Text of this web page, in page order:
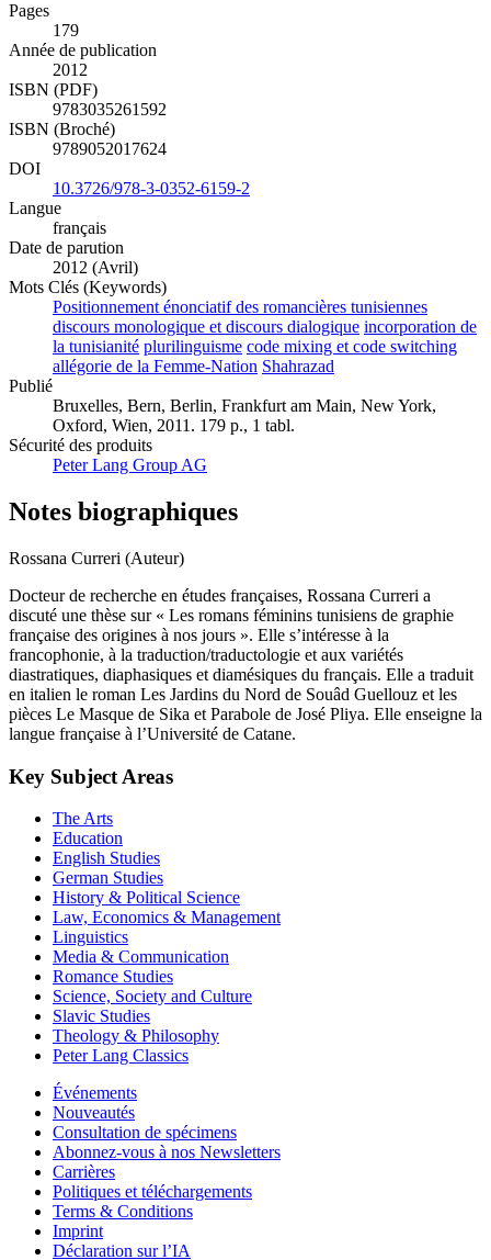
Pages
179
Année de publication
2012
ISBN (PDF)
9783035261592
ISBN (Broché)
9789052017624
DOI
10.3726/978-3-0352-6159-2
Langue
français
Date de parution
2012 (Avril)
Mots Clés (Keywords)
Positionnement énonciatif des romancières tunisiennes
discours monologique et discours dialogique incorporation de
la tunisianité plurilinguisme code mixing et code switching
allégorie de la Femme-Nation Shahrazad
Publié
Bruxelles, Bern, Berlin, Frankfurt am Main, New York,
Oxford, Wien, 2011. 179 p., 1 tabl.
Sécurité des produits
Peter Lang Group AG
Notes biographiques
Rossana Curreri (Auteur)
Docteur de recherche en études françaises, Rossana Curreri a
discuté une thèse sur « Les romans féminins tunisiens de graphie
française des origines à nos jours ». Elle s’intéresse à la
francophonie, à la traduction/traductologie et aux variétés
diastratiques, diaphasiques et diamésiques du français. Elle a traduit
en italien le roman Les Jardins du Nord de Souâd Guellouz et les
pièces Le Masque de Sika et Parabole de José Pliya. Elle enseigne la
langue française à l’Université de Catane.
Key Subject Areas
The Arts
Education
English Studies
German Studies
History & Political Science
Law, Economics & Management
Linguistics
Media & Communication
Romance Studies
Science, Society and Culture
Slavic Studies
Theology & Philosophy
Peter Lang Classics
Événements
Nouveautés
Consultation de spécimens
Abonnez-vous à nos Newsletters
Carrières
Politiques et téléchargements
Terms & Conditions
Imprint
Déclaration sur l’IA